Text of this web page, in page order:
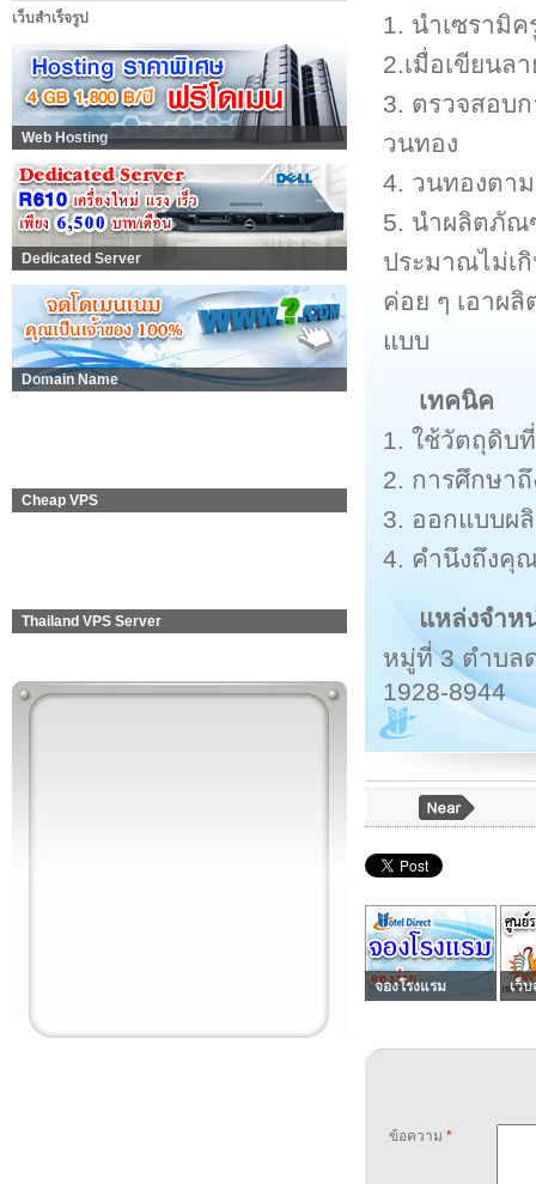
เว็บสำเร็จรูป
Web Hosting
Dedicated Server
Domain Name
Cheap VPS
Thailand VPS Server
1. นำเซรามิ
2.เมื่อเขียนล
3. ตรวจสอบ
วนทอง
4. วนทองตา
5. นำผลิตภัณ
ประมาณไม่เ
ค่อย ๆ เอาผ
แบบ
เทคนิค
1. ใช้วัตถุดิบ
2. การศึกษา
3. ออกแบบผ
4. คำนึงถึงคุ
แหล่งจำ
หมู่ที่ 3 ตำบล
1928-8944
จองโรงแรม เว็บ
ข้อความ *